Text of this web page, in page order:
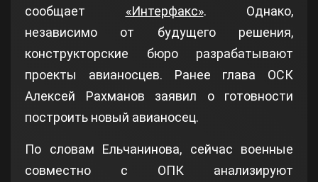
сообщает «Интерфакс». Однако,
независимо от будущего решения,
конструкторские бюро разрабатывают
проекты авианосцев. Ранее глава ОСК
Алексей Рахманов заявил о готовности
построить новый авианосец.
По словам Ельчанинова, сейчас военные
совместно с ОПК анализируют